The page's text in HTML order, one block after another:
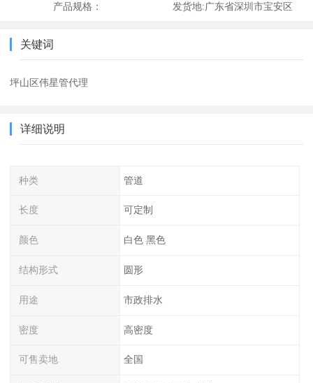
产品规格： 发货地:广东省深圳市宝安区
关键词
坪山区伟星管代理
详细说明
种类 管道
长度 可定制
颜色 白色 黑色
结构形式 圆形
用途 市政排水
密度 高密度
可售卖地 全国